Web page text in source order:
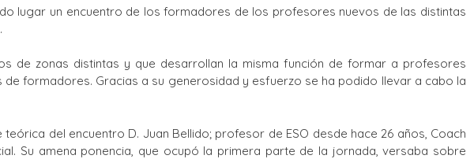
lugar un encuentro de los formadores de los profesores nuevos de las distintas
de zonas distintas y que desarrollan la misma función de formar a profesores
formadores. Gracias a su generosidad y esfuerzo se ha podido llevar a cabo la
del encuentro D. Juan Bellido; profesor de ESO desde hace 26 años, Coach
Su amena ponencia, que ocupó la primera parte de la jornada, versaba sobre